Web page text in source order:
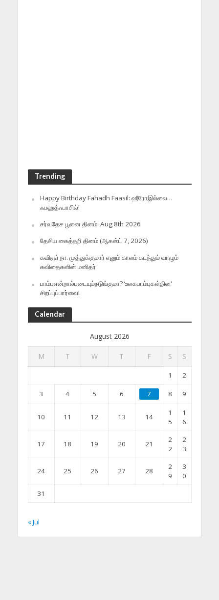
Trending
Happy Birthday Fahadh Faasil: ஹீரோஇல்லை…
ஃபஹத்ஃபாசில்!
சர்வதேச பூனை தினம்: Aug 8th 2026
தேசிய கைத்தறி தினம் (ஆகஸ்ட் 7, 2026)
கவிஞர் நா. முத்துக்குமார் எனும் காலம் கடந்தும் வாழும்
கவிதைகளின் மனிதர்
பாம்புஎன்றால்படையும்நடுங்குமா? ‘உலகபாம்புகள்தின’
சிறப்புப்பார்வை!
Calendar
August 2026
M T W T F S S
1 2
3 4 5 6 7 8 9
10 11 12 13 14
1
5
1
6
17 18 19 20 21
2
2
2
3
24 25 26 27 28
2
9
3
0
31
« Jul